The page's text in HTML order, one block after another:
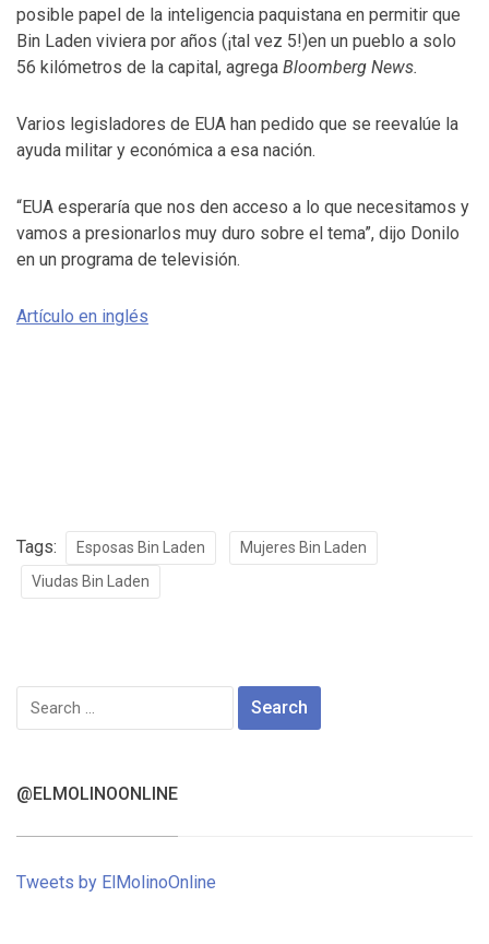
posible papel de la inteligencia paquistana en permitir que
Bin Laden viviera por años (¡tal vez 5!)en un pueblo a solo
56 kilómetros de la capital, agrega Bloomberg News.
Varios legisladores de EUA han pedido que se reevalúe la
ayuda militar y económica a esa nación.
“EUA esperaría que nos den acceso a lo que necesitamos y
vamos a presionarlos muy duro sobre el tema”, dijo Donilo
en un programa de televisión.
Artículo en inglés
Tags: Esposas Bin Laden
Mujeres Bin Laden
Viudas Bin Laden
Search
for:
@ELMOLINOONLINE
Tweets by ElMolinoOnline